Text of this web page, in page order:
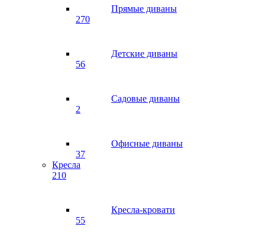
Прямые диваны
270
Детские диваны
56
Садовые диваны
2
Офисные диваны
37
Кресла
210
Кресла-кровати
55